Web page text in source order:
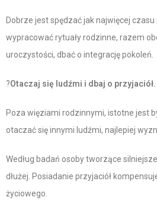
Dobrze jest spędzać jak najwięcej
wypracować rytuały rodzinne, razem
uroczystości, dbać o integrację pokoleń.
?Otaczaj się ludźmi i dbaj o przyjaciół.
Poza więziami rodzinnymi, istotne jest
otaczać się innymi ludźmi, najlepiej
Według badań osoby tworzące
dłużej. Posiadanie przyjaciół
życiowego.